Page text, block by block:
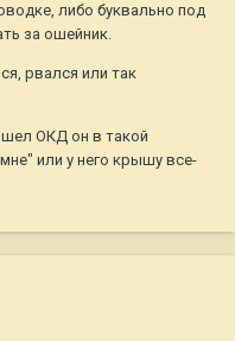
либо буквально под
за ошейник.
рвался или так
ОКД он в такой
или у него крышу все-